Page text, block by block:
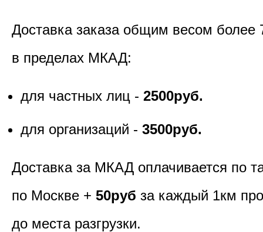
Доставка заказа общим весом более
в пределах МКАД:
для частных лиц - 2500руб.
для организаций - 3500руб.
Доставка за МКАД оплачивается по
по Москве + 50руб за каждый 1км
до места разгрузки.